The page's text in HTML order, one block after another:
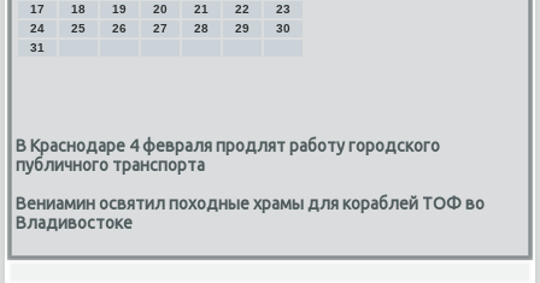
17
18 19 20 21 22
23
24
25 26 27 28 29
30
31
В Краснодаре 4 февраля продлят работу городского
публичного транспорта
Вениамин освятил походные храмы для кораблей ТОФ во
Владивостоке